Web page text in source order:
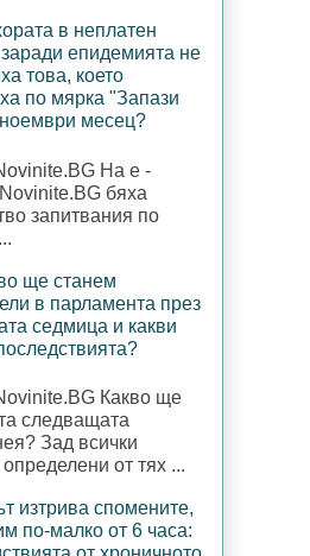
в неплатен
заради епидемията не
това, което
по мярка "Запази
месец?
На е -
бяха
запитвания по
ще станем
в парламента през
седмица и какви
Какво ще
следващата
Зад всички
от тях ...
изтрива спомените,
по-малко от 6 часа: